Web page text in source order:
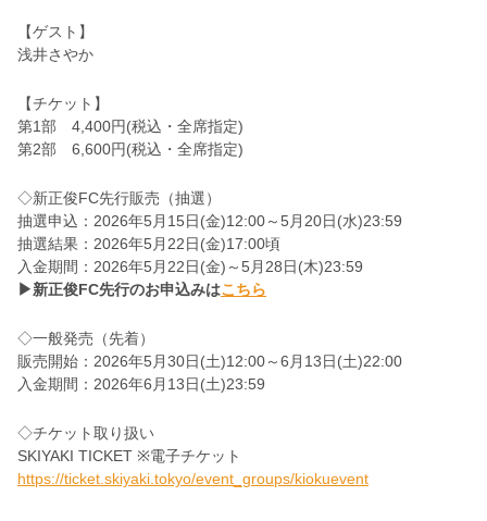
【ゲスト】
浅井さやか
【チケット】
第1部 4,400円(税込・全席指定)
第2部 6,600円(税込・全席指定)
◇新正俊FC先行販売（抽選）
抽選申込：2026年5月15日(金)12:00～5月20日(水)23:59
抽選結果：2026年5月22日(金)17:00頃
入金期間：2026年5月22日(金)～5月28日(木)23:59
▶新正俊FC先行のお申込みはこちら
◇一般発売（先着）
販売開始：2026年5月30日(土)12:00～6月13日(土)22:00
入金期間：2026年6月13日(土)23:59
◇チケット取り扱い
SKIYAKI TICKET ※電子チケット
https://ticket.skiyaki.tokyo/event_groups/kiokuevent